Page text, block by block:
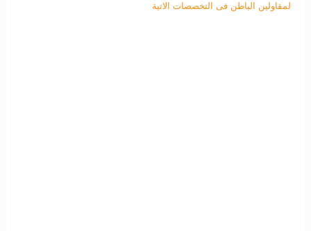
لمقاولين الباطن فى التخصصات الاتية